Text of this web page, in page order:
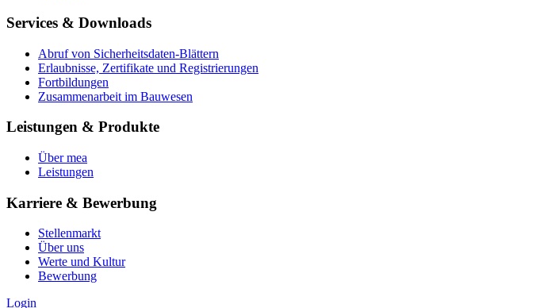
Services & Downloads
Abruf von Sicherheitsdaten-Blättern
Erlaubnisse, Zertifikate und Registrierungen
Fortbildungen
Zusammenarbeit im Bauwesen
Leistungen & Produkte
Über mea
Leistungen
Karriere & Bewerbung
Stellenmarkt
Über uns
Werte und Kultur
Bewerbung
Login